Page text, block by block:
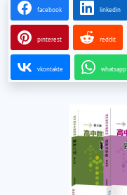
facebook linkedin
pinterest reddit
vkontakte whatsapp